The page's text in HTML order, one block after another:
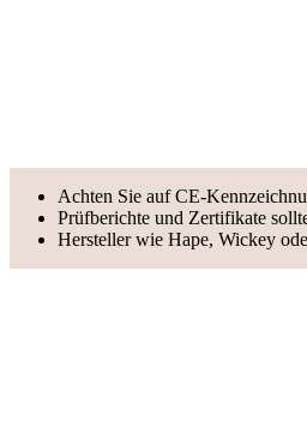
Achten Sie auf CE-
Prüfberichte und Zertifikate
Hersteller wie Hape, Wickey